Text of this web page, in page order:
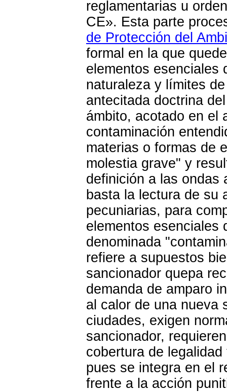
reglamentarias u
CE». Esta parte
de Protección del
formal en la que
elementos esenciales
naturaleza y límites
antecitada doctrina
ámbito, acotado en el
contaminación
materias o formas de
molestia grave" y
definición a las ondas
basta la lectura de su
pecuniarias, para
elementos esenciales
denominada
refiere a supuestos
sancionador quepa
demanda de amparo
al calor de una nueva
ciudades, exigen
sancionador,
cobertura de
pues se integra en el
frente a la acción